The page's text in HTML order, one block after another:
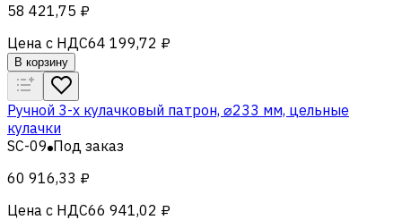
58 421,75 ₽
Цена с НДС64 199,72 ₽
В корзину
Ручной 3-х кулачковый патрон, ⌀233 мм, цельные
кулачки
SC-09 Под заказ
60 916,33 ₽
Цена с НДС66 941,02 ₽